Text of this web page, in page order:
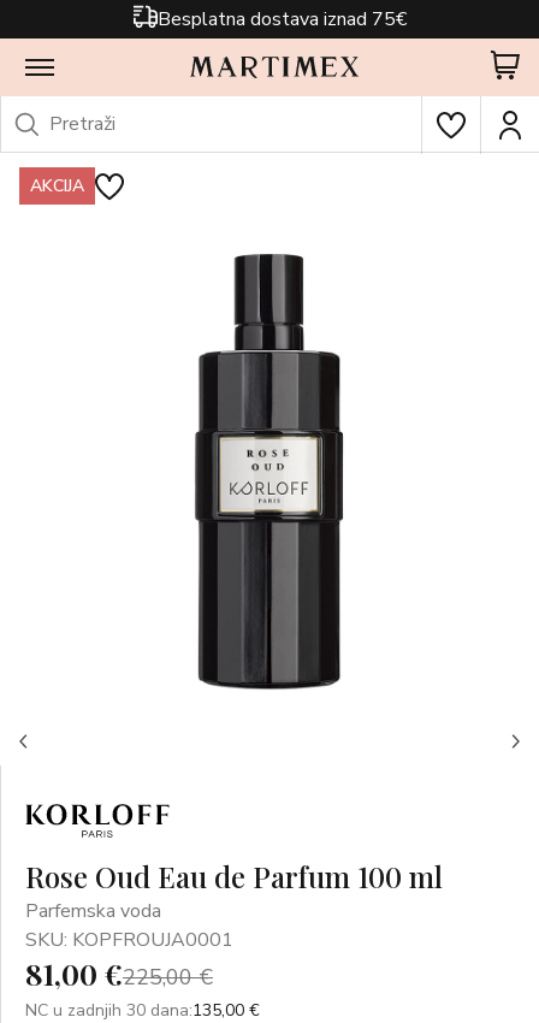
Besplatna dostava iznad 75€
AKCIJA
Rose Oud Eau de Parfum 100 ml
Parfemska voda
SKU: KOPFROUJA0001
81,00 €225,00 €
NC u zadnjih 30 dana:135,00 €